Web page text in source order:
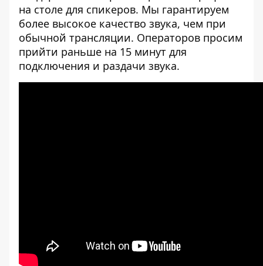
на столе для спикеров. Мы гарантируем
более высокое качество звука, чем при
обычной трансляции. Операторов просим
прийти раньше на 15 минут для
подключения и раздачи звука.